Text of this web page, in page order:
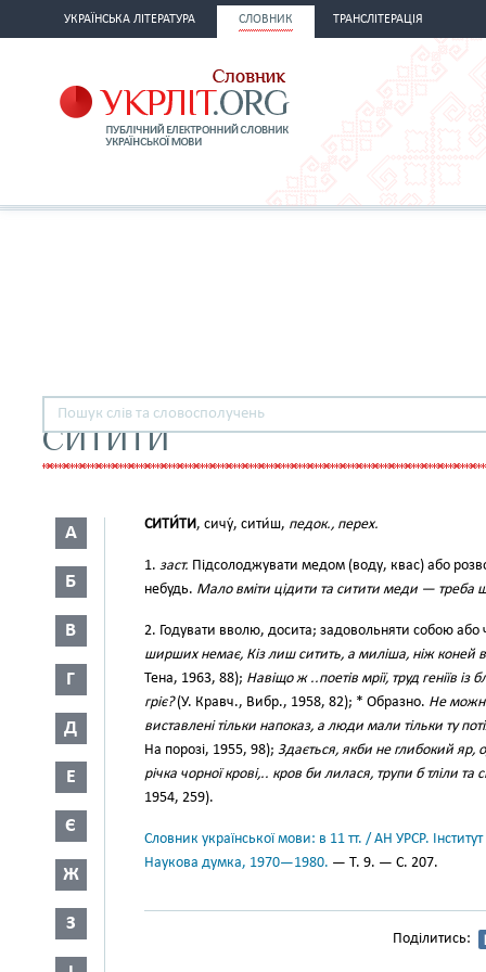
УКРАЇНСЬКА ЛІТЕРАТУРА СЛОВНИК ТРАНСЛІТЕРАЦІЯ
СИТИТИ
А
Б
В
Г
Д
Е
Є
Ж
З
СИТИ́ТИ, сичу́, сити́ш, педок., перех.
1. заст. Підсолоджувати медом (воду, квас) або
небудь. Мало вміти цідити та ситити меди — треба
2. Годувати вволю, досита; задовольняти собою
ширших немає, Кіз лиш ситить, а миліша, ніж коней
Тена, 1963, 88); Навіщо ж ..поетів мрії, труд геніїв
гріє?(У. Кравч., Вибр., 1958, 82); * Образно. Не
виставлені тільки напоказ, а люди мали тільки ту
На порозі, 1955, 98); Здається, якби не глибокий яр,
річка чорної крові,.. кров би лилася, трупи б тліли
1954, 259).
Словник української мови: в 11 тт. / АН УРСР.
Наукова думка, 1970—1980. — Т. 9. — С. 207.
Поділитись: